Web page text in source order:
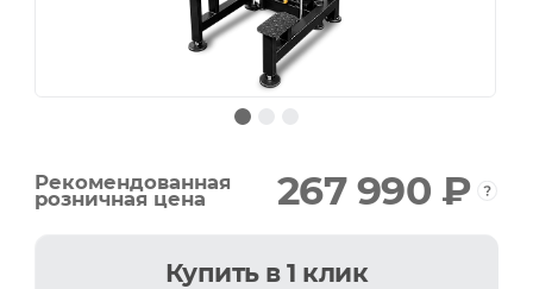
Рекомендованная
розничная цена 267 990 ₽
Купить в 1 клик